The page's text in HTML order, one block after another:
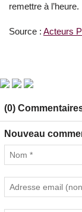
remettre à l’heure.
Source : Acteurs
(0)
Nouveau